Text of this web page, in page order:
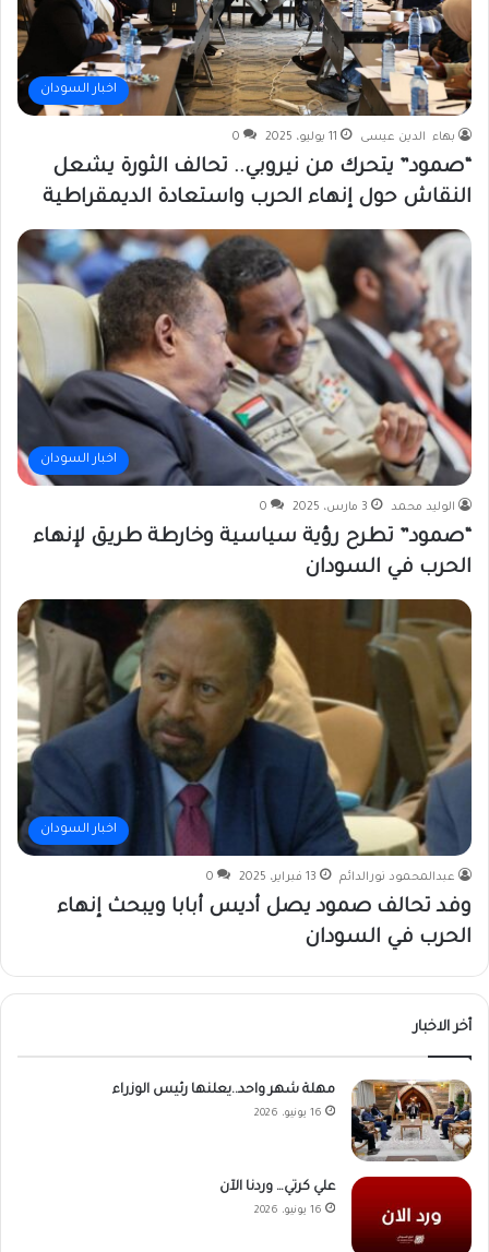
اخبار السودان
بهاء الدين عيسى 11 يوليو، 2025 0
“صمود” يتحرك من نيروبي.. تحالف الثورة يشعل
النقاش حول إنهاء الحرب واستعادة الديمقراطية
اخبار السودان
الوليد محمد 3 مارس، 2025 0
“صمود” تطرح رؤية سياسية وخارطة طريق لإنهاء
الحرب في السودان
اخبار السودان
عبدالمحمود نورالدائم 13 فبراير، 2025 0
وفد تحالف صمود يصل أديس أبابا ويبحث إنهاء
الحرب في السودان
أخر الاخبار
مهلة شهر واحد..يعلنها رئيس الوزراء
16 يونيو، 2026
علي كرتي… وردنا الآن
16 يونيو، 2026